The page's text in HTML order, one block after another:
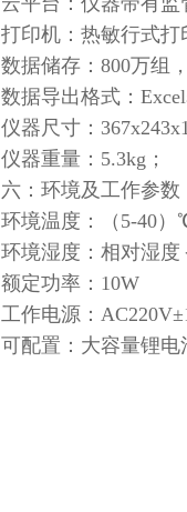
打印机：热敏行式打
数据储存：800万组
数据导出格式：
仪器尺寸：
仪器重量：5.3kg；
六：环境及工作参数
环境温度：（5-40
环境湿度：相对湿度
额定功率：10W
工作电源：
可配置：大容量锂